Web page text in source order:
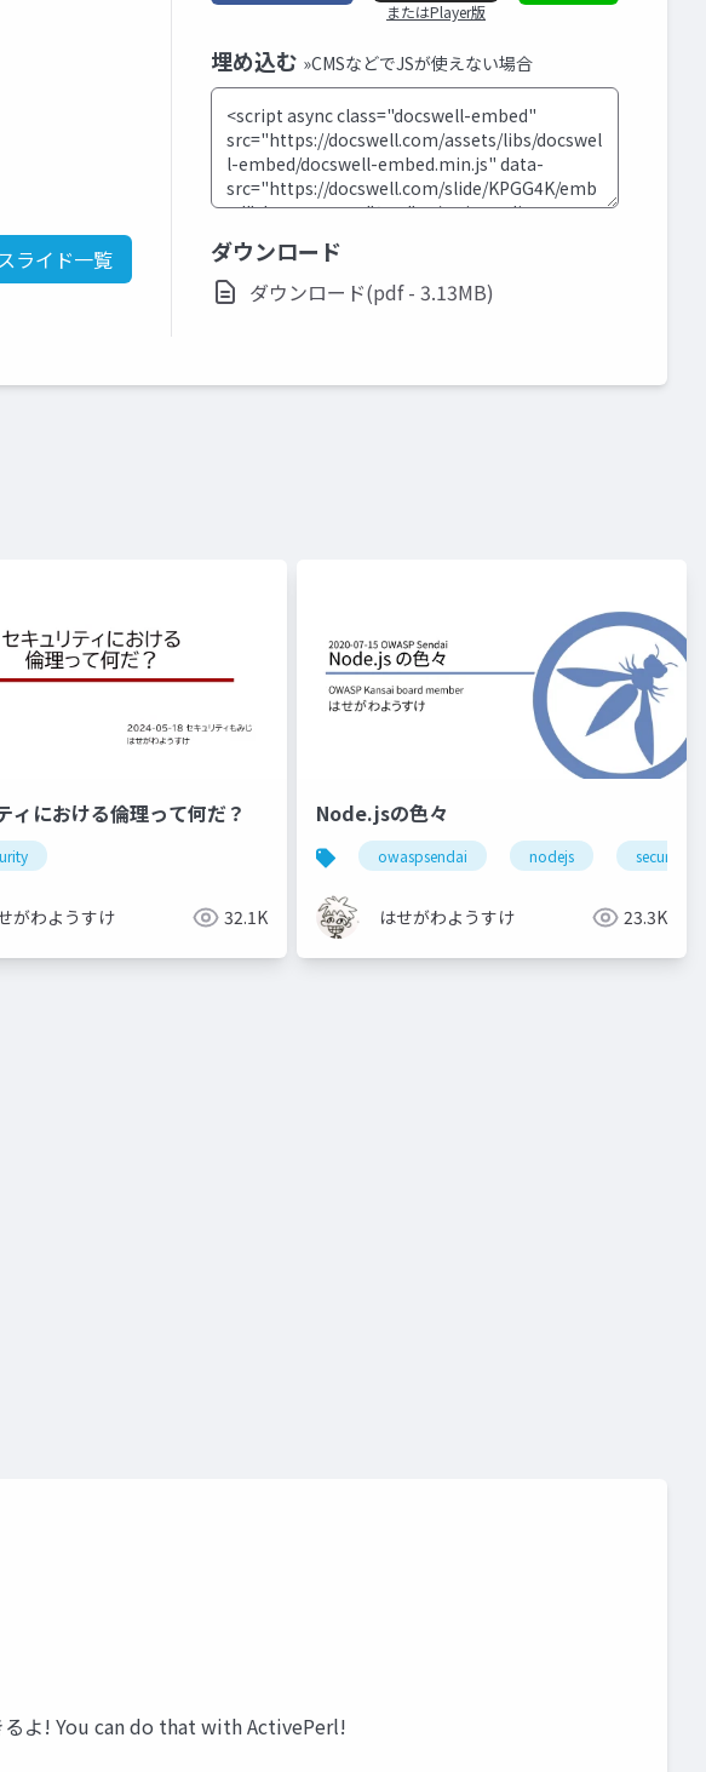
ライド一覧
またはPlayer版
埋め込む »CMSなどでJSが使えない場合
ダウンロード
ダウンロード(pdf - 3.13MB)
ィにおける倫理って何だ？
がわようすけ 32.1K
Node.jsの色々
owaspsendai nodejs security
はせがわようすけ 23.3K
よ! You can do that with ActivePerl!